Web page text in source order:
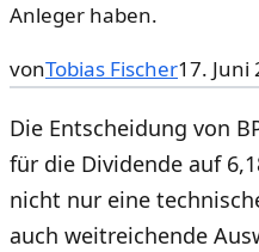
Anleger haben.
vonTobias Fischer17. Juni
Die Entscheidung von
für die Dividende auf
nicht nur eine
auch weitreichende